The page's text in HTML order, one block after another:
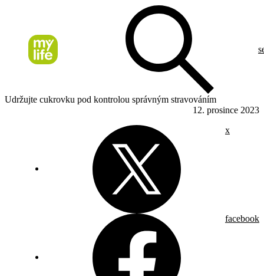
Udržujte cukrovku pod kontrolou správným stravováním
12. prosince 2023
x
facebook